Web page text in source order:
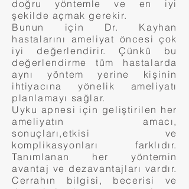
doğru yöntemle ve en iyi
şekilde açmak gerekir.
Bunun için Dr. Kayhan
hastalarını ameliyat öncesi çok
iyi değerlendirir. Çünkü bu
değerlendirme tüm hastalarda
aynı yöntem yerine kişinin
ihtiyacına yönelik ameliyatı
planlamayı sağlar.
Uyku apnesi için geliştirilen her
ameliyatın amacı,
sonuçları,etkisi ve
komplikasyonları farklıdır.
Tanımlanan her yöntemin
avantaj ve dezavantajları vardır.
Cerrahın bilgisi, becerisi ve